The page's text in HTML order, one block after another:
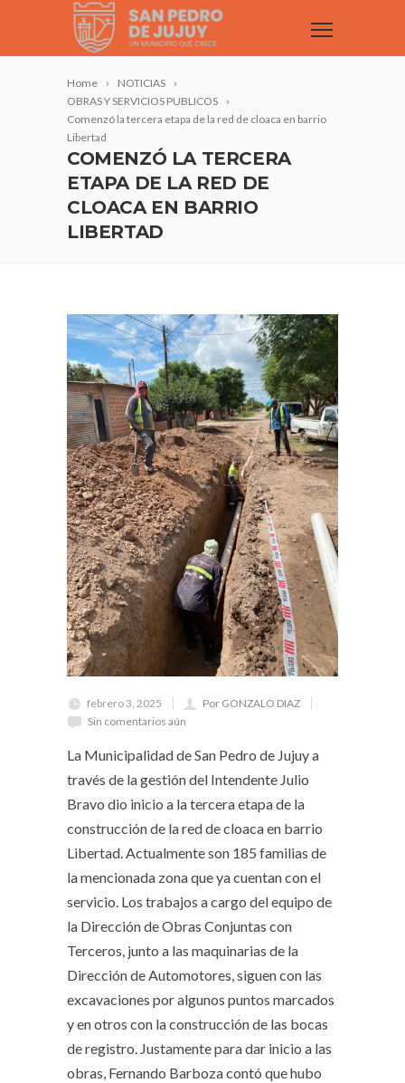
Home
NOTICIAS
OBRAS Y SERVICIOS PUBLICOS
Comenzó la tercera etapa de la red de cloaca en barrio
Libertad
COMENZÓ LA TERCERA
ETAPA DE LA RED DE
CLOACA EN BARRIO
LIBERTAD
febrero 3, 2025
Por GONZALO DIAZ
Sin comentarios aún
La Municipalidad de San Pedro de Jujuy a
través de la gestión del Intendente Julio
Bravo dio inicio a la tercera etapa de la
construcción de la red de cloaca en barrio
Libertad. Actualmente son 185 familias de
la mencionada zona que ya cuentan con el
servicio. Los trabajos a cargo del equipo de
la Dirección de Obras Conjuntas con
Terceros, junto a las maquinarias de la
Dirección de Automotores, siguen con las
excavaciones por algunos puntos marcados
y en otros con la construcción de las bocas
de registro. Justamente para dar inicio a las
obras, Fernando Barboza contó que hubo